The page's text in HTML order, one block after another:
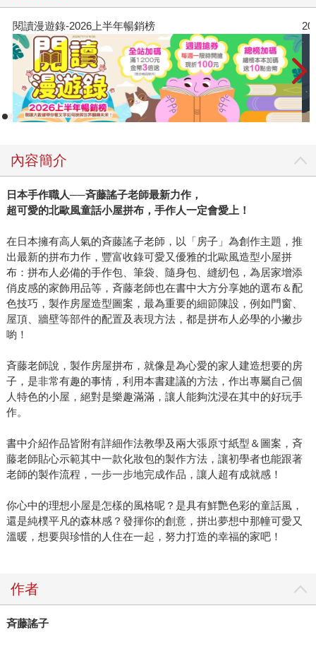
閱讀漫遊錄-2026上半年暢銷榜
內容簡介
日本手作職人──斉藤謠子老師最新力作，
超可愛的北歐風童話小屋拼布，手作人一定會愛上！
在日本擁有高人氣的斉藤謠子老師，以「房子」為創作主題，推
出最新的拼布力作，豐富收錄可愛又優雅的北歐風造型小屋拼
布：拼布人必備的手作包、筆袋、隨身包、縫紉包，為居家增添
俏皮感的家飾用品等，斉藤老師也在書中大方分享她的選布＆配
色技巧，製作房屋造型圖案，最為重要的細節陳設，例如門窗、
屋頂、牆壁等部件的配置及表現方法，都是拼布人必學的小撇步
喲！
斉藤老師說，製作房屋拼布，就像是為心愛的家人建造想要的房
子，是非常有趣的事情，利用本書建議的方法，作出專屬自己個
人特色的小屋，絕對是樂趣滿滿，讓人能夠沈浸在其中的好玩手
作。
書中介紹作品皆附有詳細作法教學及兩大張原寸紙型＆圖案，斉
藤老師貼心示範其中一款化妝包的製作方法，讓初學者也能跟著
老師的製作流程，一步一步地完成作品，讓人超有成就感！
你心中的理想小屋是怎樣的風格呢？是具有鮮艷色彩的童話風，
還是純樸平凡的森林感？發揮你的創意，拼出夢想中那幢可愛又
溫暖，想要與珍惜的人住在一起，努力打造的幸福的家吧！
作者
斉藤謠子